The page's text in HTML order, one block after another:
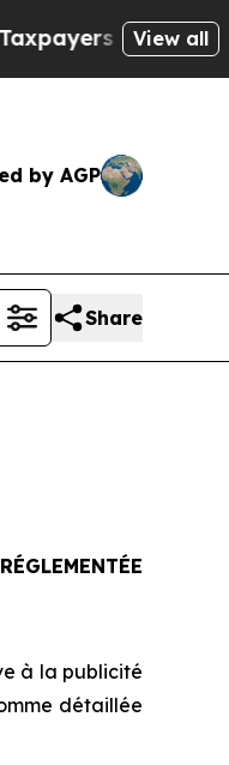
— the Chance to
View all
by AGP
Share
à la publicité
détaillée